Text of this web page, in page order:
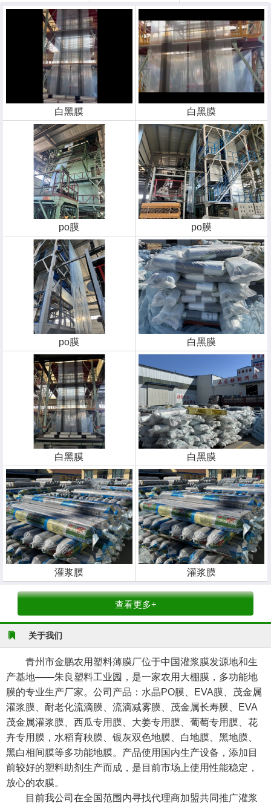
白黑膜 白黑膜
po膜 po膜
po膜 白黑膜
白黑膜 白黑膜
灌浆膜 灌浆膜
查看更多+
关于我们
青州市金鹏农用塑料薄膜厂位于中国灌浆膜发源地和生
产基地——朱良塑料工业园，是一家农用大棚膜，多功能地
膜的专业生产厂家。公司产品：水晶PO膜、EVA膜、茂金属
灌浆膜、耐老化流滴膜、流滴减雾膜、茂金属长寿膜、EVA
茂金属灌浆膜、西瓜专用膜、大姜专用膜、葡萄专用膜、花
卉专用膜，水稻育秧膜、银灰双色地膜、白地膜、黑地膜、
黑白相间膜等多功能地膜。产品使用国内生产设备，添加目
前较好的塑料助剂生产而成，是目前市场上使用性能稳定，
放心的农膜。
目前我公司在全国范围内寻找代理商加盟共同推广灌浆